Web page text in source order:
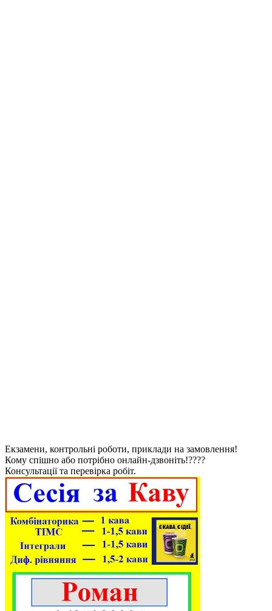
Екзамени, контрольні роботи, приклади на замовлення!
Кому спішно або потрібно онлайн-дзвоніть!????
Консультації та перевірка робіт.